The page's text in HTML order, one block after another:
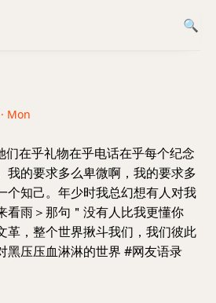
Mon
在乎礼物在乎电话在乎每个纪念
我的要求多么卑微啊，我的要求多
个知己。年少时我总幻想有人对我
看雨＞那句＂没有人比我更懂你
革，整个世界揪斗我们，我们彼此
黑压压血淋淋的世界 #网友语录